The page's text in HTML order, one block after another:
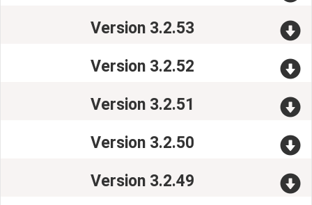
Version 3.2.53
Version 3.2.52
Version 3.2.51
Version 3.2.50
Version 3.2.49